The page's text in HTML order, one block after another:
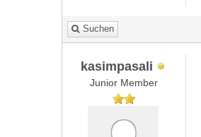
Suchen
kasimpasali
Junior Member